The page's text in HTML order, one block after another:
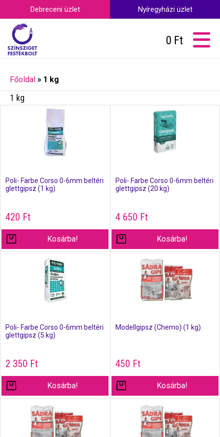
Debreceni üzlet Nyíregyházi üzlet
0 Ft
Főoldal » 1 kg
1 kg
Poli- Farbe Corso 0-6mm beltéri
glettgipsz (1 kg)
420 Ft
Kosárba!
Poli- Farbe Corso 0-6mm beltéri
glettgipsz (20 kg)
4 650 Ft
Kosárba!
Poli- Farbe Corso 0-6mm beltéri
glettgipsz (5 kg)
2 350 Ft
Kosárba!
Modellgipsz (Chemo) (1 kg)
450 Ft
Kosárba!